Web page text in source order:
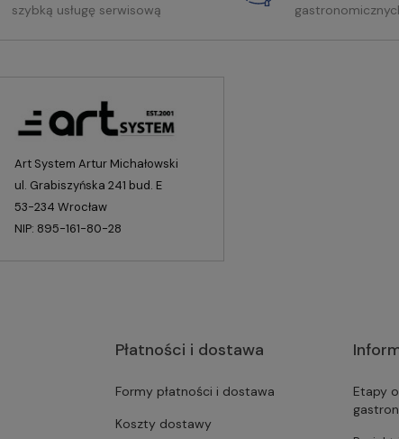
szybką usługę serwisową
Art System Artur Michałowski
ul. Grabiszyńska 241 bud. E
53-234 Wrocław
NIP: 895-161-80-28
Płatności i dostawa
Formy płatności i dostawa
Koszty dostawy
Etapy